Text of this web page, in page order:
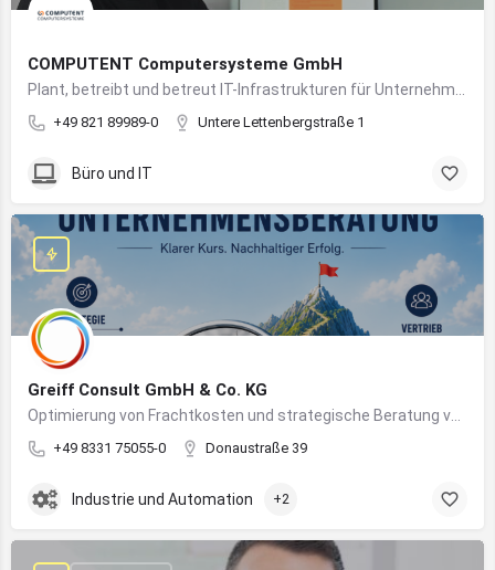
COMPUTENT Computersysteme GmbH
+49 821 89989-0 Untere Lettenbergstraße 1
Büro und IT
Greiff Consult GmbH & Co. KG
+49 8331 75055-0 Donaustraße 39
Industrie und Automation +2